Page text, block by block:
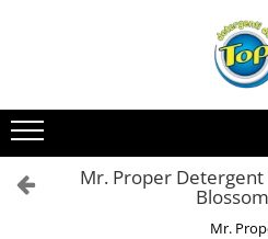
Ingrijire Casa
Detergenti Rufe
Detergenti Pudra
Mr. Proper
Mr.